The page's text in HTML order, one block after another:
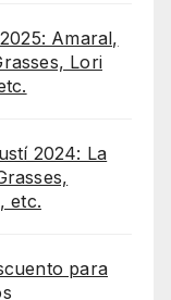
Amaral,
Lori
2024: La
etc.
para